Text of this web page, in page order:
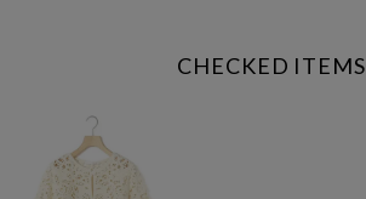
CHECKED ITEMS